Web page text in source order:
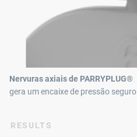
Nervuras axiais de PARRYPLUG®
gera um encaixe de pressão seguro
RESULTS